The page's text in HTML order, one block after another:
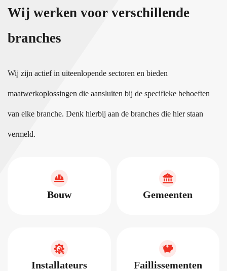
Wij werken voor verschillende
branches
Wij zijn actief in uiteenlopende sectoren en bieden
maatwerkoplossingen die aansluiten bij de specifieke behoeften
van elke branche. Denk hierbij aan de branches die hier staan
vermeld.
Bouw
Installateurs
Gemeenten
Faillissementen